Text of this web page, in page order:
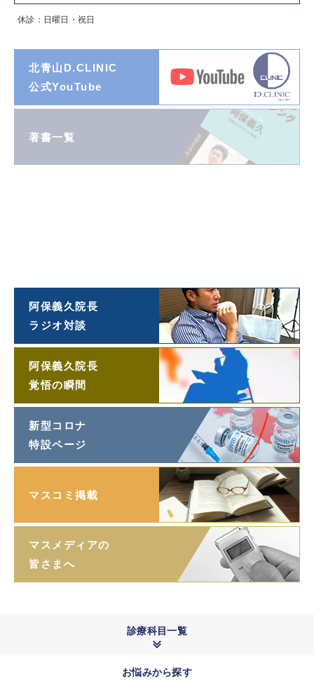
休診：日曜日・祝日
北青山D.CLINIC
公式YouTube
著書一覧
阿保義久院長
ラジオ対談
阿保義久院長
覚悟の瞬間
新型コロナ
特設ページ
マスコミ掲載
マスメディアの
皆さまへ
診療科目一覧
お悩みから探す